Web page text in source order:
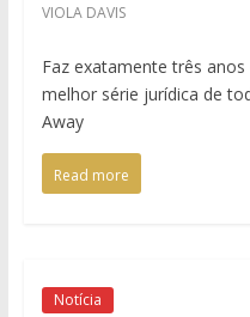
VIOLA DAVIS
Faz exatamente três
melhor série jurídica de
Away
Read more
Notícia